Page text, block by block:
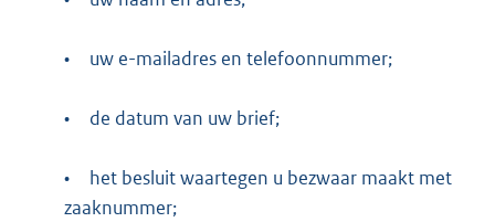
• uw e-mailadres en telefoonnummer;
• de datum van uw brief;
•
het besluit waartegen u bezwaar maakt met
zaaknummer;